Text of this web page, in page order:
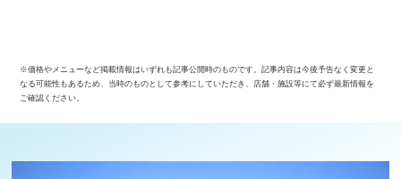
※価格やメニューなど掲載情報はいずれも記事公開時のものです。記事内容は今後予告なく変更と
なる可能性もあるため、当時のものとして参考にしていただき、店舗・施設等にて必ず最新情報を
ご確認ください。